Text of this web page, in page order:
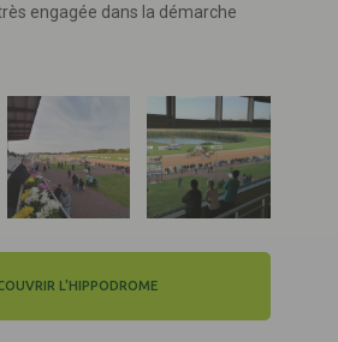
engagée dans la démarche
L'HIPPODROME